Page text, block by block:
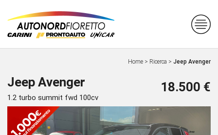
Home > Ricerca > Jeep Avenger
Jeep Avenger
1.2 turbo summit fwd 100cv
18.500 €